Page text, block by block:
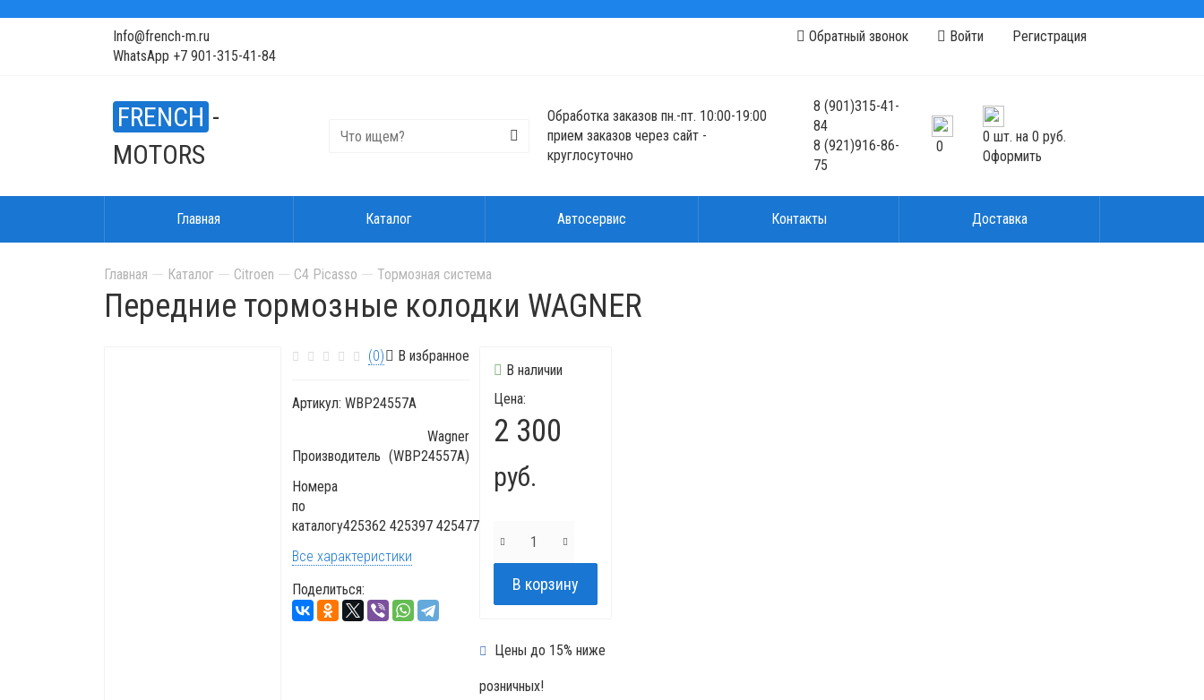
Info@french-m.ru
WhatsApp +7 901-315-41-84
Обратный звонок Войти Регистрация
FRENCH -
MOTORS
Обработка заказов пн.-пт. 10:00-19:00
прием заказов через сайт -
круглосуточно
8(901)315-41-
84
8(921)916-86-
75
0
0 шт. на 0 руб.
Оформить
Главная Каталог Автосервис Контакты Доставка
Главная Каталог Citroen C4 Picasso Тормозная система
Передние тормозные колодки WAGNER
(0) В избранное
Артикул: WBP24557A
Производитель
Wagner
(WBP24557A)
Номера
по
каталогу425362 425397 425477
Все характеристики
Поделиться:
В наличии
Цена:
2 300
руб.
Цены до 15% ниже
розничных!